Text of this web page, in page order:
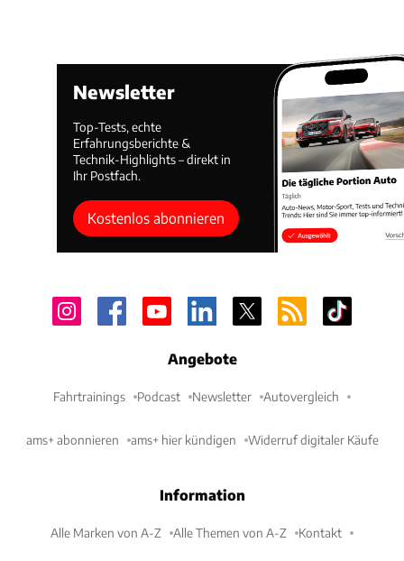
Newsletter
Top-Tests, echte
Erfahrungsberichte &
Technik-Highlights – direkt in
Ihr Postfach.
Kostenlos abonnieren
Angebote
Fahrtrainings Podcast Newsletter Autovergleich
ams+ abonnieren ams+ hier kündigen Widerruf digitaler Käufe
Information
Alle Marken von A-Z Alle Themen von A-Z Kontakt